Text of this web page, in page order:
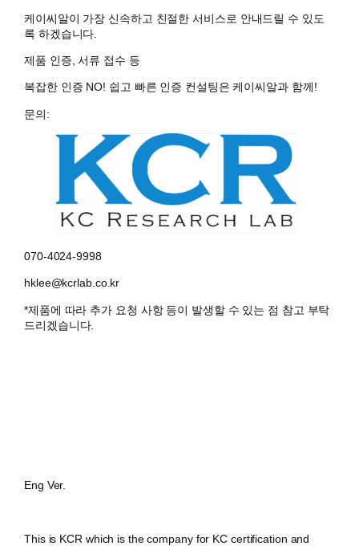
케이씨알이 가장 신속하고 친절한 서비스로 안내드릴 수 있도
록 하겠습니다.
제품 인증, 서류 접수 등
복잡한 인증 NO! 쉽고 빠른 인증 컨설팅은 케이씨알과 함께!
문의:
070-4024-9998
hklee@kcrlab.co.kr
*제품에 따라 추가 요청 사항 등이 발생할 수 있는 점 참고 부탁
드리겠습니다.
Eng Ver.
This is KCR which is the company for KC certification and